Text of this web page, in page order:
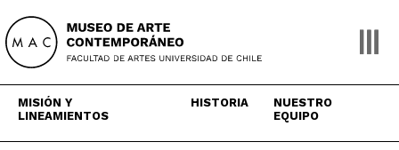
content
MISIÓN Y
LINEAMIENTOS
HISTORIA
NUESTRO
EQUIPO